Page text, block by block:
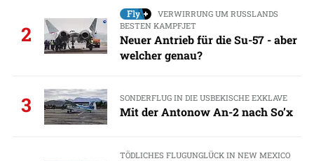
2
VERWIRRUNG UM RUSSLANDS
BESTEN KAMPFJET
Neuer Antrieb für die Su-57 - aber
welcher genau?
3 SONDERFLUG IN DIE USBEKISCHE EXKLAVE
Mit der Antonow An-2 nach So’x
TÖDLICHES FLUGUNGLÜCK IN NEW MEXICO